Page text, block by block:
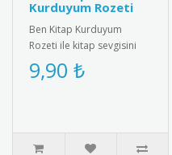
Kurduyum Rozeti
Ben Kitap Kurduyum
Rozeti ile kitap sevgisini
teşvik edin! Öğrencilere ve
kitap tutkunlarına özel ta..
9,90 ₺